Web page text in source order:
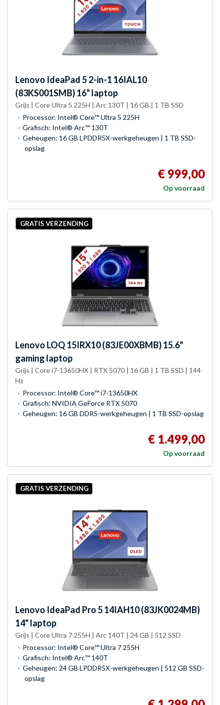
Lenovo IdeaPad 5 2-in-1 16IAL10
(83KS001SMB) 16" laptop
Grijs | Core Ultra 5 225H | Arc 130T | 16 GB | 1 TB SSD
Processor: Intel® Core™ Ultra 5 225H
Grafisch: Intel® Arc™ 130T
Geheugen: 16 GB LPDDR5X-werkgeheugen | 1 TB SSD-
opslag
€ 999,00
Op voorraad
GRATIS VERZENDING
Lenovo LOQ 15IRX10 (83JE00XBMB) 15.6"
gaming laptop
Grijs | Core i7-13650HX | RTX 5070 | 16 GB | 1 TB SSD | 144
Hz
Processor: Intel® Core™ i7-13650HX
Grafisch: NVIDIA GeForce RTX 5070
Geheugen: 16 GB DDR5-werkgeheugen | 1 TB SSD-opslag
€ 1.499,00
Op voorraad
GRATIS VERZENDING
Lenovo IdeaPad Pro 5 14IAH10 (83JK0024MB)
14" laptop
Grijs | Core Ultra 7 255H | Arc 140T | 24 GB | 512 SSD
Processor: Intel® Core™ Ultra 7 255H
Grafisch: Intel® Arc™ 140T
Geheugen: 24 GB LPDDR5X-werkgeheugen | 512 GB SSD-
opslag